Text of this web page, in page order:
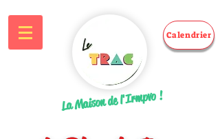
Calendrier
La Maison de l'Irmpvo !